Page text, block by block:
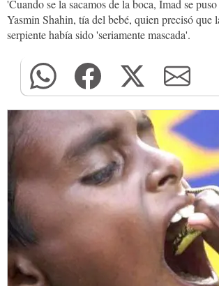
'Cuando se la sacamos de la boca, Imad se
Yasmin Shahin, tía del bebé, quien precisó que
serpiente había sido 'seriamente mascada'.